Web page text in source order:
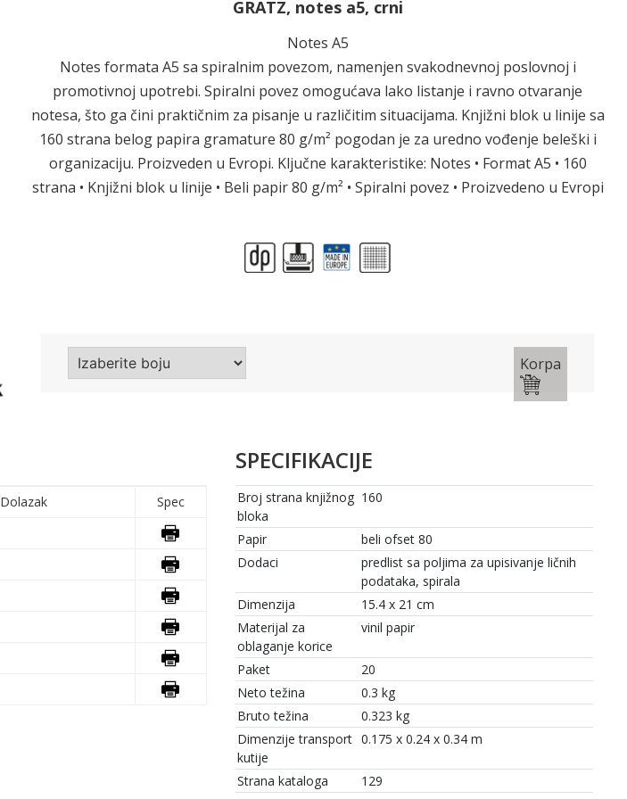
GRATZ, notes a5, crni
Notes A5
Notes formata A5 sa spiralnim povezom, namenjen svakodnevnoj poslovnoj i
promotivnoj upotrebi. Spiralni povez omogućava lako listanje i ravno otvaranje
notesa, što ga čini praktičnim za pisanje u različitim situacijama. Knjižni blok u linije sa
160 strana belog papira gramature 80 g/m² pogodan je za uredno vođenje beleški i
organizaciju. Proizveden u Evropi. Ključne karakteristike: Notes • Format A5 • 160
strana • Knjižni blok u linije • Beli papir 80 g/m² • Spiralni povez • Proizvedeno u Evropi
Korpa
Dolazak
Spec
SPECIFIKACIJE
Broj strana knjižnog
bloka
160
Papir
beli ofset 80
Dodaci
predlist sa poljima za upisivanje ličnih
podataka, spirala
Dimenzija
15.4 x 21 cm
Materijal za
oblaganje korice
vinil papir
Paket
20
Neto težina
0.3 kg
Bruto težina
0.323 kg
Dimenzije transport
kutije
0.175 x 0.24 x 0.34 m
Strana kataloga
129